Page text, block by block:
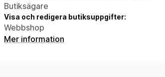
Butiksägare
Visa och redigera butiksuppgifter:
Webbshop
Mer information